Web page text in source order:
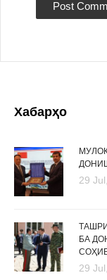
Хабарҳо
29
БА
29